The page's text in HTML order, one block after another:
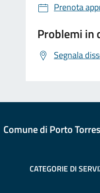
Prenota
Problemi in
Segnala
Comune di Porto Torres
CATEGORIE DI